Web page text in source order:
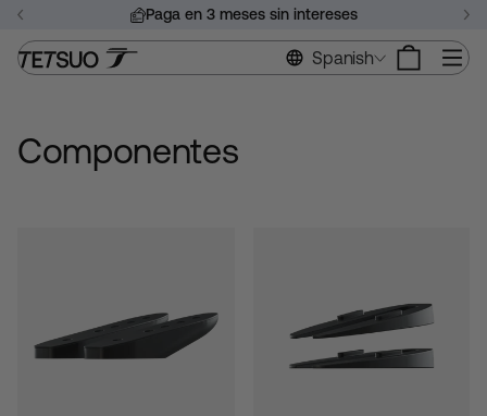
Saltar
contenido
Pausar
presentación
de
Paga en 3 meses sin intereses
Spanish
Componentes